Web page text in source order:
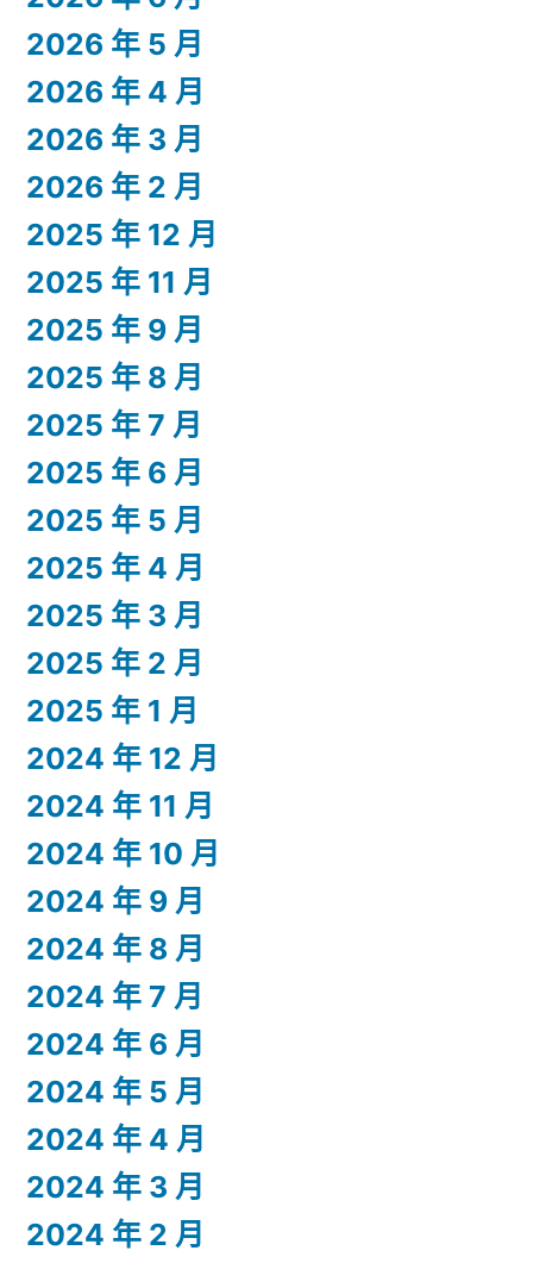
2026 年 5 月
2026 年 4 月
2026 年 3 月
2026 年 2 月
2025 年 12 月
2025 年 11 月
2025 年 9 月
2025 年 8 月
2025 年 7 月
2025 年 6 月
2025 年 5 月
2025 年 4 月
2025 年 3 月
2025 年 2 月
2025 年 1 月
2024 年 12 月
2024 年 11 月
2024 年 10 月
2024 年 9 月
2024 年 8 月
2024 年 7 月
2024 年 6 月
2024 年 5 月
2024 年 4 月
2024 年 3 月
2024 年 2 月